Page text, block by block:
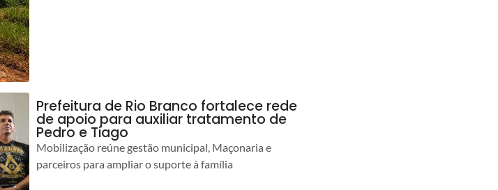
Prefeitura de Rio Branco fortalece rede
de apoio para auxiliar tratamento de
Pedro e Tiago
Mobilização reúne gestão municipal, Maçonaria e
parceiros para ampliar o suporte à família